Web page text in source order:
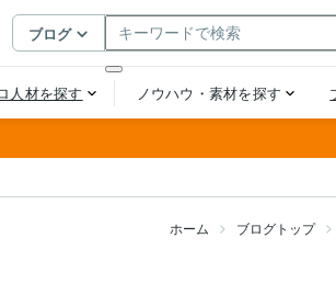
ホーム ブログトップ